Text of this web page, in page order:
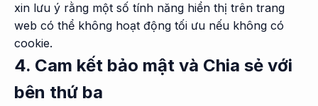
xin lưu ý rằng một số tính năng hiển thị trên trang
web có thể không hoạt động tối ưu nếu không có
cookie.
4. Cam kết bảo mật và Chia sẻ với
bên thứ ba